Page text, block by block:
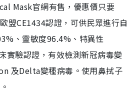
Mask官網有售，優惠價只要
盟CE1434認證，可供民眾進行自
、靈敏度96.4%、特異性
實驗認證，有效檢測新冠病毒變
及Delta變種病毒。使用鼻拭子